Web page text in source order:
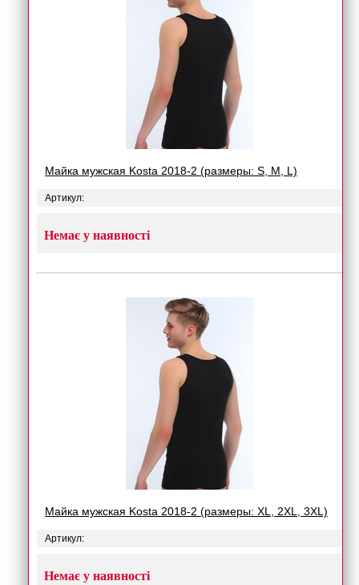
Майка мужская Kosta 2018-2 (размеры: S, M, L)
Артикул:
Немає у наявності
Майка мужская Kosta 2018-2 (размеры: XL, 2XL, 3XL)
Артикул:
Немає у наявності